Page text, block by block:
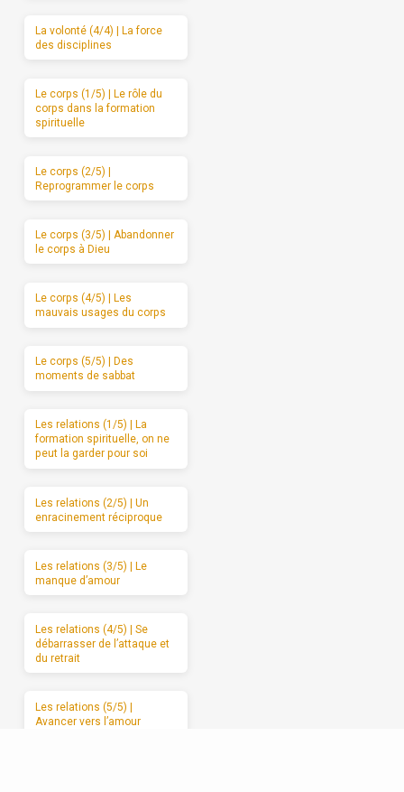
La volonté (4/4) | La force
des disciplines
Le corps (1/5) | Le rôle du
corps dans la formation
spirituelle
Le corps (2/5) |
Reprogrammer le corps
Le corps (3/5) | Abandonner
le corps à Dieu
Le corps (4/5) | Les
mauvais usages du corps
Le corps (5/5) | Des
moments de sabbat
Les relations (1/5) | La
formation spirituelle, on ne
peut la garder pour soi
Les relations (2/5) | Un
enracinement réciproque
Les relations (3/5) | Le
manque d’amour
Les relations (4/5) | Se
débarrasser de l’attaque et
du retrait
Les relations (5/5) |
Avancer vers l’amour